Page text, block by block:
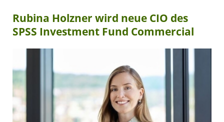
Rubina Holzner wird neue CIO des
SPSS Investment Fund Commercial